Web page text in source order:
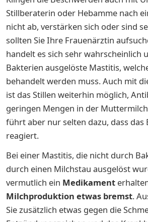
Stillberaterin oder Hebamme nach
nicht ab, verstärken sich oder sind
sollten Sie Ihre Frauenärztin
handelt es sich sehr wahrscheinlich
Bakterien ausgelöste Mastitis,
behandelt werden muss. Auch mit
ist das Stillen weiterhin möglich,
geringen Mengen in der
führt aber nur selten dazu, dass das
reagiert.
Bei einer Mastitis, die nicht durch
durch einen Milchstau ausgelöst
vermutlich ein Medikament
Milchproduktion etwas bremst.
Sie zusätzlich etwas gegen die